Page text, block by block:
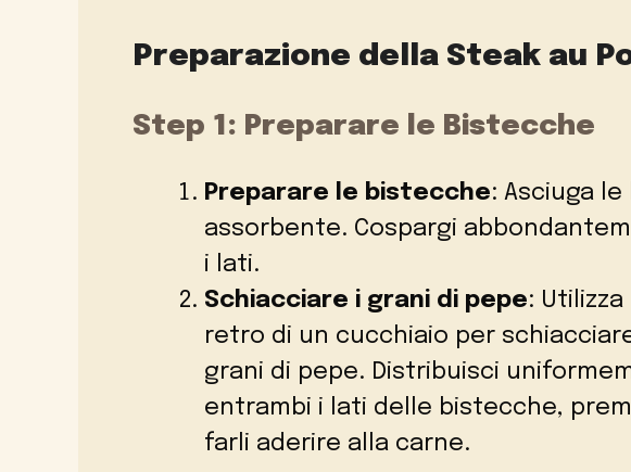
Preparazione della Steak au
Step 1: Preparare le Bistecche
Preparare le bistecche: Asciuga
assorbente. Cospargi
i lati.
Schiacciare i grani di pepe:
retro di un cucchiaio per
grani di pepe. Distribuisci
entrambi i lati delle bistecche,
farli aderire alla carne.